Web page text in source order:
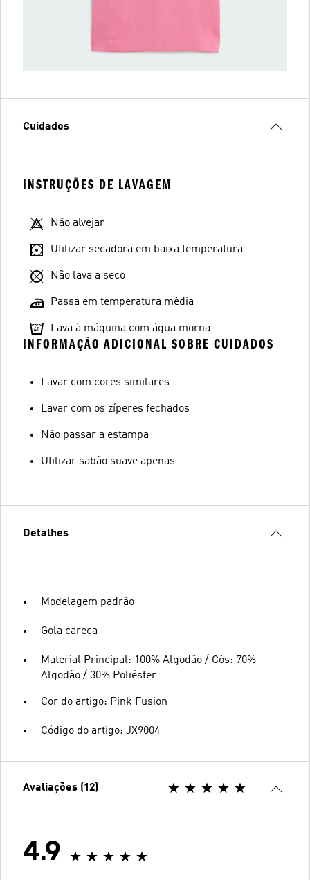
Cuidados
INSTRUÇÕES DE LAVAGEM
Não alvejar
Utilizar secadora em baixa temperatura
Não lava a seco
Passa em temperatura média
Lava à máquina com água morna
INFORMAÇÃO ADICIONAL SOBRE CUIDADOS
Lavar com cores similares
Lavar com os zíperes fechados
Não passar a estampa
Utilizar sabão suave apenas
Detalhes
Modelagem padrão
Gola careca
Material Principal: 100% Algodão / Cós: 70%
Algodão / 30% Poliéster
Cor do artigo: Pink Fusion
Código do artigo: JX9004
Avaliações (12)
4.9